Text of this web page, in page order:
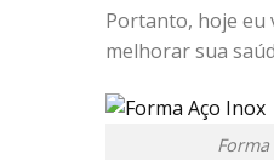
Portanto, hoje eu
melhorar sua